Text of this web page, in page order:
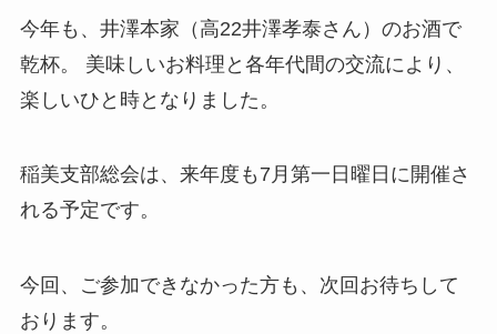
今年も、井澤本家（高22井澤孝泰さん）のお酒で
乾杯。 美味しいお料理と各年代間の交流により、
楽しいひと時となりました。
稲美支部総会は、来年度も7月第一日曜日に開催さ
れる予定です。
今回、ご参加できなかった方も、次回お待ちして
おります。